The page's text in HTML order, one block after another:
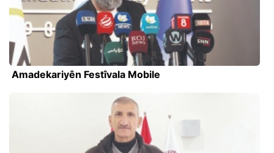
Amadekariyên Festîvala Mobile